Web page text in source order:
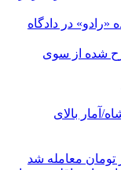
در دادگاه
شده از سوی
آمار بالای